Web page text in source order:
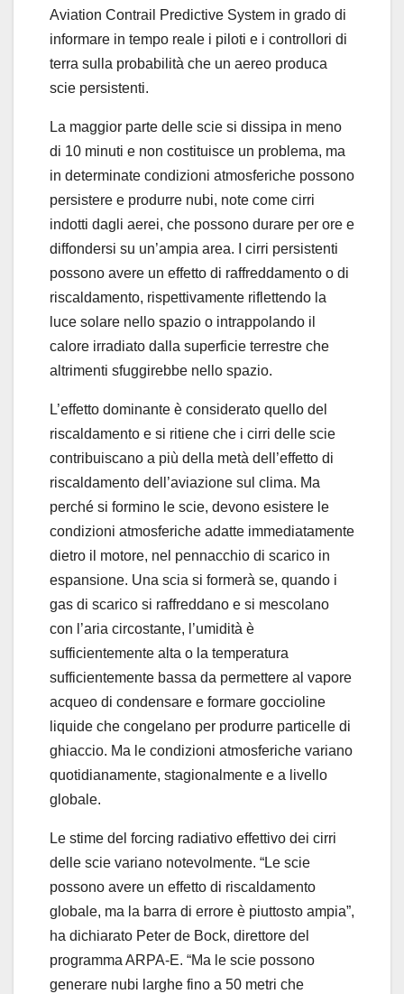
Aviation Contrail Predictive System in grado di
informare in tempo reale i piloti e i controllori di
terra sulla probabilità che un aereo produca
scie persistenti.
La maggior parte delle scie si dissipa in meno
di 10 minuti e non costituisce un problema, ma
in determinate condizioni atmosferiche possono
persistere e produrre nubi, note come cirri
indotti dagli aerei, che possono durare per ore e
diffondersi su un’ampia area. I cirri persistenti
possono avere un effetto di raffreddamento o di
riscaldamento, rispettivamente riflettendo la
luce solare nello spazio o intrappolando il
calore irradiato dalla superficie terrestre che
altrimenti sfuggirebbe nello spazio.
L’effetto dominante è considerato quello del
riscaldamento e si ritiene che i cirri delle scie
contribuiscano a più della metà dell’effetto di
riscaldamento dell’aviazione sul clima. Ma
perché si formino le scie, devono esistere le
condizioni atmosferiche adatte immediatamente
dietro il motore, nel pennacchio di scarico in
espansione. Una scia si formerà se, quando i
gas di scarico si raffreddano e si mescolano
con l’aria circostante, l’umidità è
sufficientemente alta o la temperatura
sufficientemente bassa da permettere al vapore
acqueo di condensare e formare goccioline
liquide che congelano per produrre particelle di
ghiaccio. Ma le condizioni atmosferiche variano
quotidianamente, stagionalmente e a livello
globale.
Le stime del forcing radiativo effettivo dei cirri
delle scie variano notevolmente. “Le scie
possono avere un effetto di riscaldamento
globale, ma la barra di errore è piuttosto ampia”,
ha dichiarato Peter de Bock, direttore del
programma ARPA-E. “Ma le scie possono
generare nubi larghe fino a 50 metri che